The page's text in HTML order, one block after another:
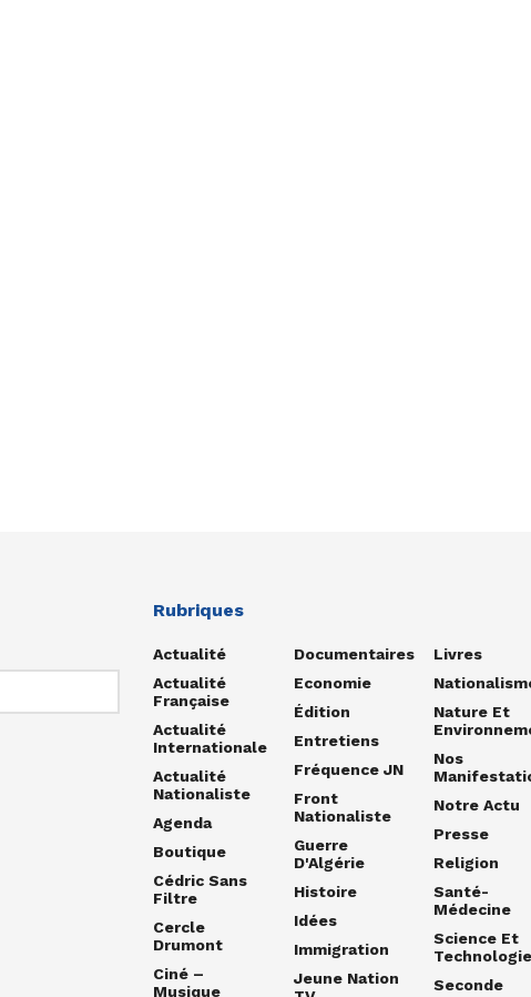
Rubriques
Actualité
Actualité
Française
Actualité
Internationale
Actualité
Nationaliste
Agenda
Boutique
Cédric Sans
Filtre
Cercle
Drumont
Ciné –
Musique
Documentaires
Economie
Édition
Entretiens
Fréquence JN
Front
Nationaliste
Guerre
D'Algérie
Histoire
Idées
Immigration
Jeune Nation
Livres
Nature Et
Nos
Notre Actu
Presse
Religion
Santé-
Médecine
Science Et
Technologie
Seconde